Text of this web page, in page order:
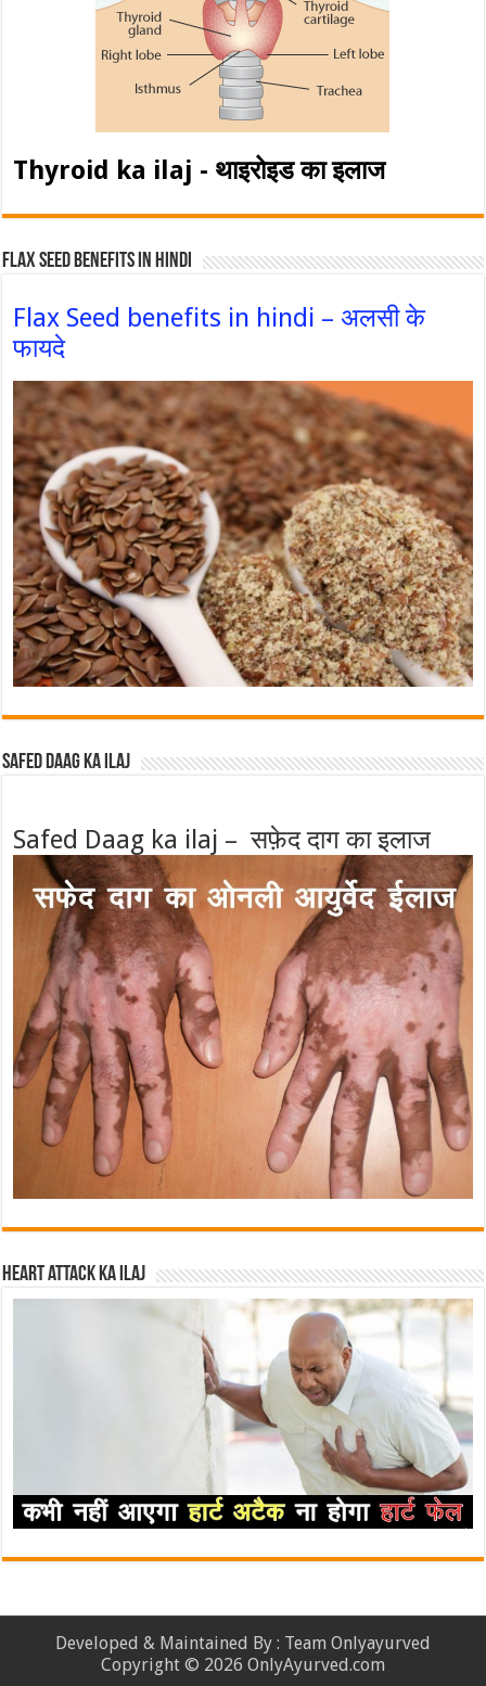
Thyroid ka ilaj - थाइरोइड का इलाज
Flax Seed Benefits in hindi
Flax Seed benefits in hindi – अलसी के
फायदे
Safed Daag ka ilaj
Safed Daag ka ilaj – सफ़ेद दाग का इलाज
Heart attack ka ilaj
Developed & Maintained By : Team Onlyayurved
Copyright © 2026 OnlyAyurved.com